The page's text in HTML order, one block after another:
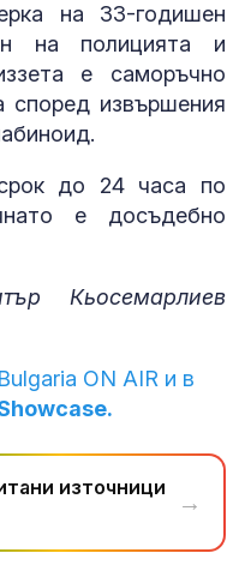
на 33-годишен
на полицията и
е саморъчно
според извършения
до 24 часа по
е досъдебно
Кьосемарлиев
ON AIR и в
източници
→